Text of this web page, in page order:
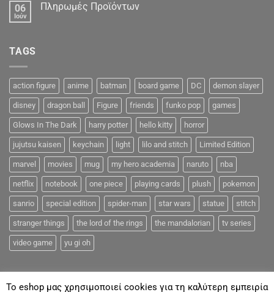
06
Ιούν
Πληρωμές Προϊόντων
TAGS
action figure anime batman board game DC demon slayer
disney dragon ball Figure friends funko pop games
Glows In The Dark harry potter hello kitty horror
jujutsu kaisen keychain light lilo and stitch Limited Edition
marvel movies mug my hero academia naruto nba
netflix notebook one piece playing cards plush pokemon
sanrio special edition spider-man star wars statue stitch
stranger things the lord of the rings the mandalorian tv series
video game yu gi oh
To eshop μας χρησιμοποιεί cookies για τη καλύτερη εμπειρία